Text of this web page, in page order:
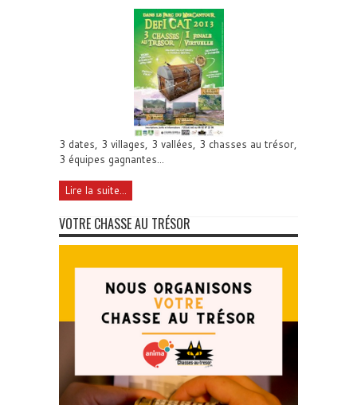
3 dates, 3 villages, 3 vallées, 3 chasses au trésor,
3 équipes gagnantes...
Lire la suite...
VOTRE CHASSE AU TRÉSOR